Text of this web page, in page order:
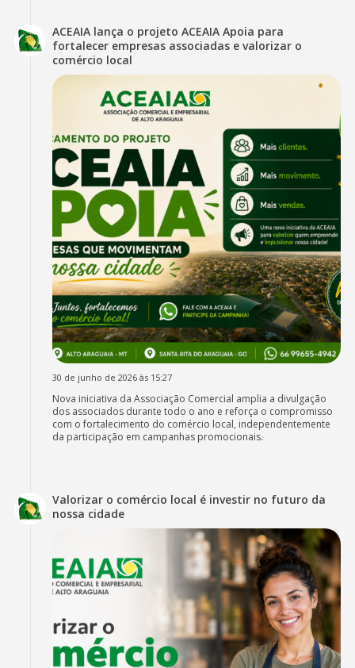
ACEAIA lança o projeto ACEAIA Apoia para
fortalecer empresas associadas e valorizar o
comércio local
30 de junho de 2026 às 15:27
Nova iniciativa da Associação Comercial amplia a divulgação
dos associados durante todo o ano e reforça o compromisso
com o fortalecimento do comércio local, independentemente
da participação em campanhas promocionais.
Valorizar o comércio local é investir no futuro da
nossa cidade